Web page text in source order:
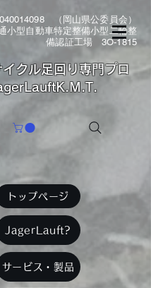
（岡山県公委員会）
小型自動車特定整備小型二輪整
備認証工場 3O-1815
クル足回り専門プロ
トップページ
JagerLauft?
サービス・製品